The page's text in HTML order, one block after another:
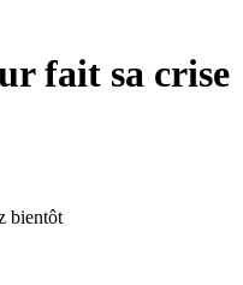
fait sa crise
bientôt